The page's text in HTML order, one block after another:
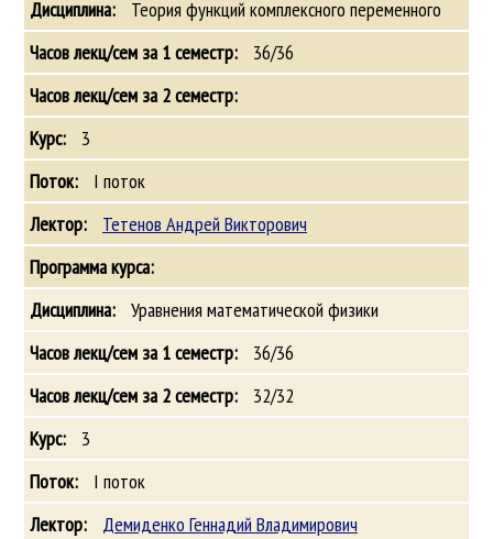
Теория функций комплексного переменного
36/36
3
I поток
Тетенов Андрей Викторович
Уравнения математической физики
36/36
32/32
3
I поток
Демиденко Геннадий Владимирович